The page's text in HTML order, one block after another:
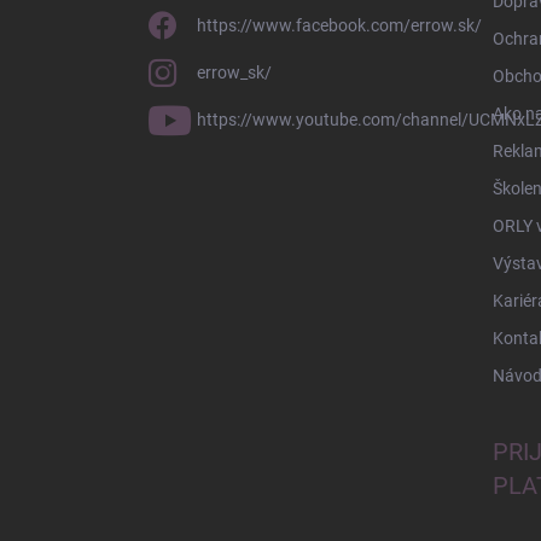
https://www.facebook.com/errow.sk/
errow_sk/
https://www.youtube.com/channel/
Ako
ORLY